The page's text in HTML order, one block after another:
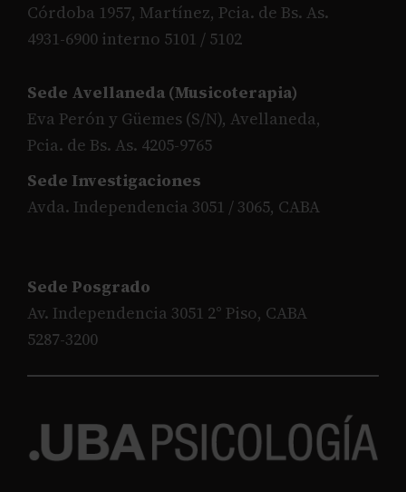
Córdoba 1957, Martínez, Pcia. de Bs. As.
4931-6900 interno 5101 / 5102
Sede Avellaneda (Musicoterapia)
Eva Perón y Güemes (S/N), Avellaneda,
Pcia. de Bs. As. 4205-9765
Sede Investigaciones
Avda. Independencia 3051 / 3065, CABA
Sede Posgrado
Av. Independencia 3051 2° Piso, CABA
5287-3200